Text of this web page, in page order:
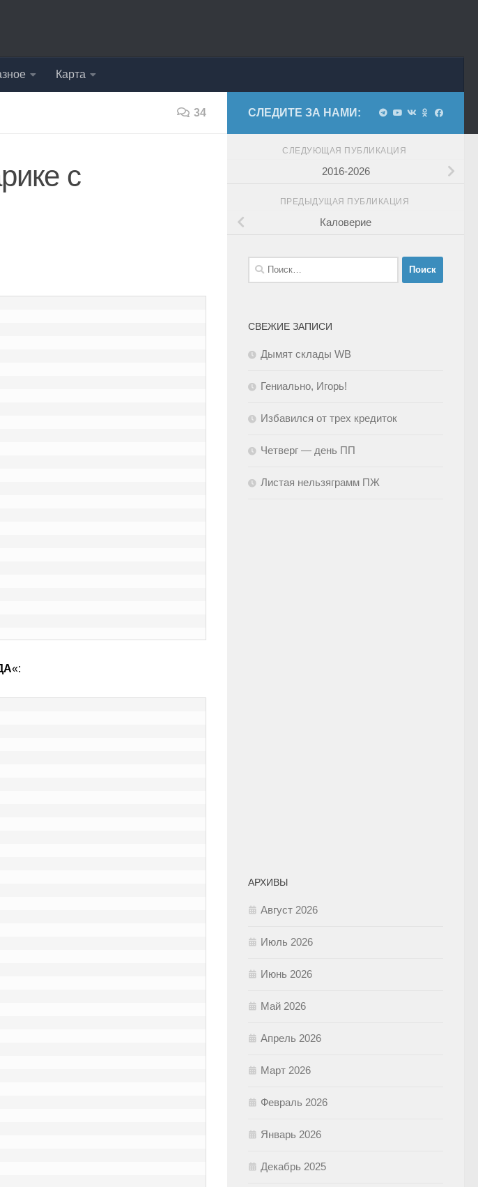
Карта
34
с
«:
СЛЕДИТЕ ЗА НАМИ:
СЛЕДУЮЩАЯ ПУБЛИКАЦИЯ
2016-2026
ПРЕДЫДУЩАЯ ПУБЛИКАЦИЯ
Каловерие
Найти:
СВЕЖИЕ ЗАПИСИ
Дымят склады WB
Гениально, Игорь!
Избавился от трех кредиток
Четверг — день ПП
Листая нельзяграмм ПЖ
АРХИВЫ
Август 2026
Июль 2026
Июнь 2026
Май 2026
Апрель 2026
Март 2026
Февраль 2026
Январь 2026
Декабрь 2025